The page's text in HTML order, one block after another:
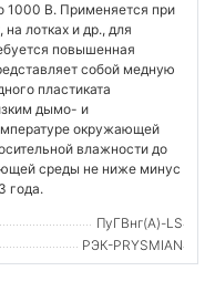
1000 В. Применяется при
лотках и др., для
повышенная
собой медную
пластиката
дымо- и
окружающей
влажности до
среды не ниже минус
года.
ПуГВнг(А)-LS
РЭК-PRYSMIAN